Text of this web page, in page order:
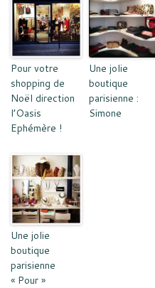
Pour votre
shopping de
Noël direction
l’Oasis
Ephémère !
Une jolie
boutique
parisienne :
Simone
Une jolie
boutique
parisienne
« Pour »